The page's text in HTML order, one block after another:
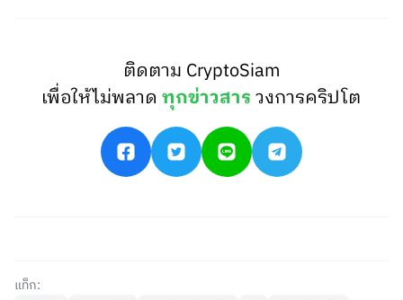
ติดตาม CryptoSiam
เพื่อให้ไม่พลาดทุกข่าวสารวงการคริปโต
แท็ก: